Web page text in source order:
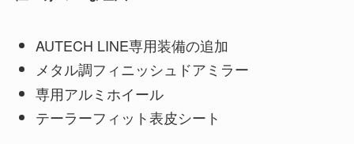
AUTECH LINE専用装備の追加
メタル調フィニッシュドアミラー
専用アルミホイール
テーラーフィット表皮シート